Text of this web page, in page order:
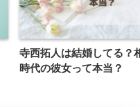
寺西拓人は結婚してる？
時代の彼女って本当？